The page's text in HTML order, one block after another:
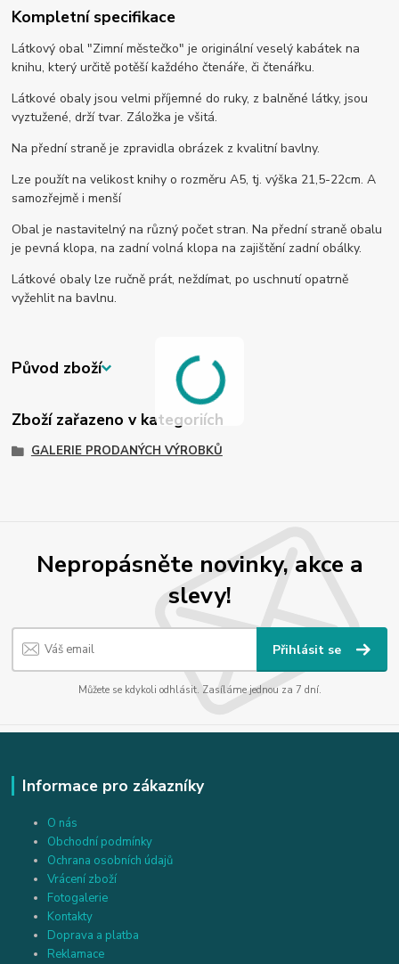
Kompletní specifikace
Látkový obal "Zimní městečko" je originální veselý kabátek na
knihu, který určitě potěší každého čtenáře, či čtenářku.
Látkové obaly jsou velmi příjemné do ruky, z balněné látky, jsou
vyztužené, drží tvar. Záložka je všitá.
Na přední straně je zpravidla obrázek z kvalitní bavlny.
Lze použít na velikost knihy o rozměru A5, tj. výška 21,5-22cm. A
samozřejmě i menší
Obal je nastavitelný na různý počet stran. Na přední straně obalu
je pevná klopa, na zadní volná klopa na zajištění zadní obálky.
Látkové obaly lze ručně prát, neždímat, po uschnutí opatrně
vyžehlit na bavlnu.
Původ zboží
Zboží zařazeno v kategoriích
GALERIE PRODANÝCH VÝROBKŮ
Nepropásněte novinky, akce a
slevy!
Přihlásit se
Můžete se kdykoli odhlásit. Zasíláme jednou za 7 dní.
Informace pro zákazníky
O nás
Obchodní podmínky
Ochrana osobních údajů
Vrácení zboží
Fotogalerie
Kontakty
Doprava a platba
Reklamace